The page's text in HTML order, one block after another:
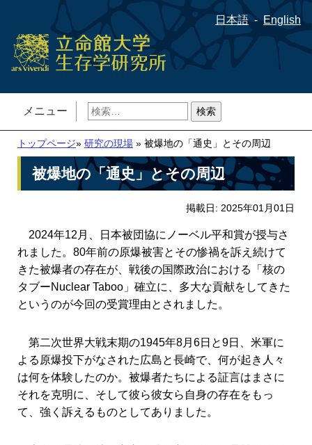
日本語 English
メニュー
検
索:
トップページ» 研究の現場 » 被爆地の「通史」とその周辺
被爆地の「通史」とその周辺
掲載日: 2025年01月01日
2024年12月、日本被団協にノーベル平和賞が授与さ
れました。80年前の原爆被害とその惨禍を訴え続けて
きた被爆者の存在が、戦後の国際政治における「核の
タブーNuclear Taboo」確立に、多大な貢献をしてきた
というのが今回の受賞理由とされました。
第二次世界大戦末期の1945年8月6日と9日、米軍に
よる原爆投下がなされた広島と長崎で、何が起き人々
は何を体験したのか。被爆者たちによる証言はまさに
それを克明に、そして彼ら彼女ら自身の存在をもっ
て、強く訴えるものとしてありました。